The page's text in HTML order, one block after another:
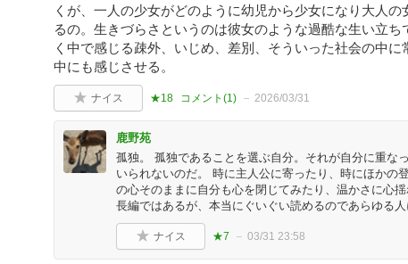
くが、一人の少女がどのように幼児から少女になり大人
るの。生きづらさというのは彼女のような過酷な生い立
く中で感じる疎外、いじめ、差別、そういった社会の中
中にも感じさせる。
ナイス ★18 コメント(1) 2026/03/31
鹿野苑
孤独。 孤独であることを選ぶ自分。それが自分に重な
いられないのだ。 時に主人公に寄ったり、時にほかの
の心そのままに自分も心を閉じてみたり、温かさに心
長編ではあるが、本当にぐいぐい読めるのであらゆる人
ナイス ★7 03/31 23:58